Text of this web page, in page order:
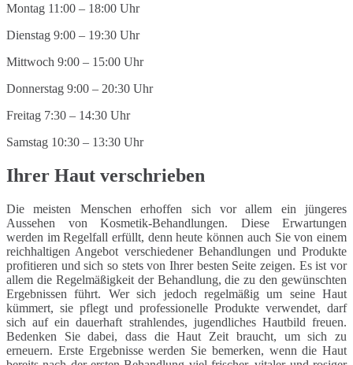
Montag 11:00 – 18:00 Uhr
Dienstag 9:00 – 19:30 Uhr
Mittwoch 9:00 – 15:00 Uhr
Donnerstag 9:00 – 20:30 Uhr
Freitag 7:30 – 14:30 Uhr
Samstag 10:30 – 13:30 Uhr
Ihrer Haut verschrieben
Die meisten Menschen erhoffen sich vor allem ein jüngeres
Aussehen von Kosmetik-Behandlungen. Diese Erwartungen
werden im Regelfall erfüllt, denn heute können auch Sie von einem
reichhaltigen Angebot verschiedener Behandlungen und Produkte
profitieren und sich so stets von Ihrer besten Seite zeigen. Es ist vor
allem die Regelmäßigkeit der Behandlung, die zu den gewünschten
Ergebnissen führt. Wer sich jedoch regelmäßig um seine Haut
kümmert, sie pflegt und professionelle Produkte verwendet, darf
sich auf ein dauerhaft strahlendes, jugendliches Hautbild freuen.
Bedenken Sie dabei, dass die Haut Zeit braucht, um sich zu
erneuern. Erste Ergebnisse werden Sie bemerken, wenn die Haut